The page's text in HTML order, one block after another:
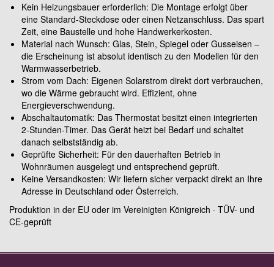
Kein Heizungsbauer erforderlich: Die Montage erfolgt über
eine Standard-Steckdose oder einen Netzanschluss. Das spart
Zeit, eine Baustelle und hohe Handwerkerkosten.
Material nach Wunsch: Glas, Stein, Spiegel oder Gusseisen –
die Erscheinung ist absolut identisch zu den Modellen für den
Warmwasserbetrieb.
Strom vom Dach: Eigenen Solarstrom direkt dort verbrauchen,
wo die Wärme gebraucht wird. Effizient, ohne
Energieverschwendung.
Abschaltautomatik: Das Thermostat besitzt einen integrierten
2-Stunden-Timer. Das Gerät heizt bei Bedarf und schaltet
danach selbstständig ab.
Geprüfte Sicherheit: Für den dauerhaften Betrieb in
Wohnräumen ausgelegt und entsprechend geprüft.
Keine Versandkosten: Wir liefern sicher verpackt direkt an Ihre
Adresse in Deutschland oder Österreich.
Produktion in der EU oder im Vereinigten Königreich · TÜV- und
CE-geprüft